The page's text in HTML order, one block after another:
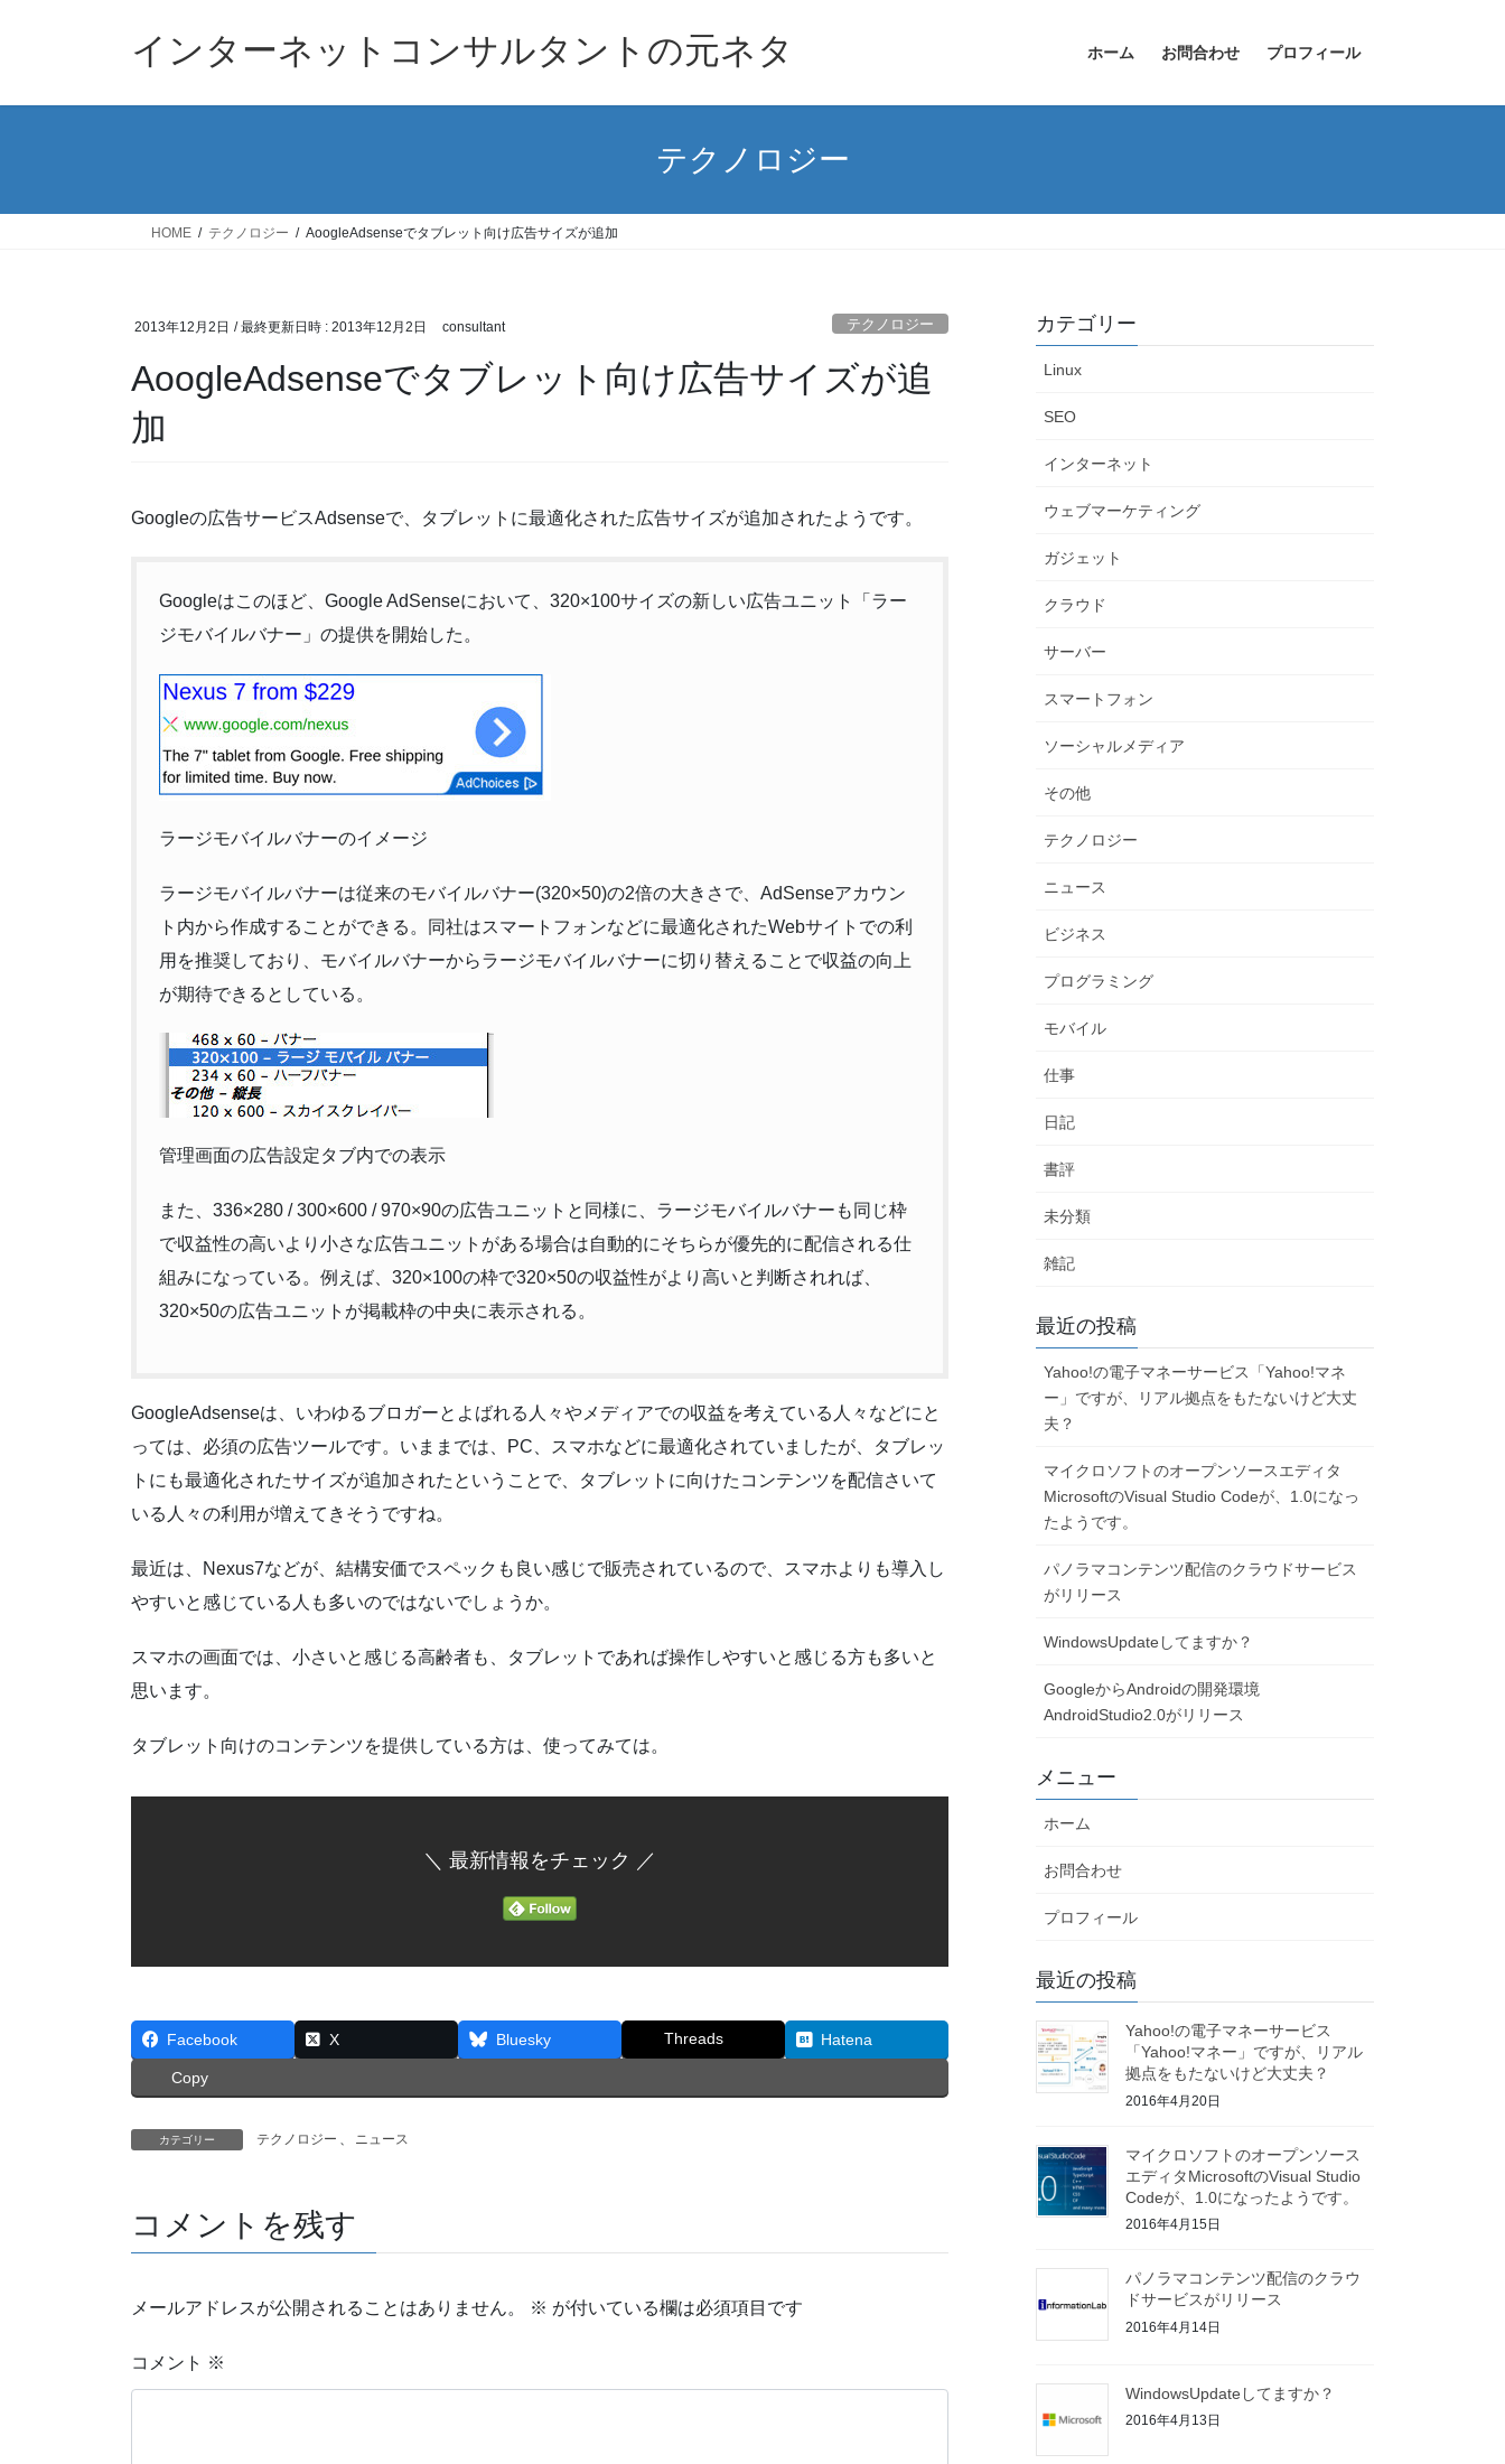
インターネットコンサルタントの元ネタ ホーム お問合わせ プロフィール
テクノロジー
HOME テクノロジー AoogleAdsenseでタブレット向け広告サイズが追加
2013年12月2日 / 最終更新日時 : 2013年12月2日 consultant テクノロジー
AoogleAdsenseでタブレット向け広告サイズが追
加
Googleの広告サービスAdsenseで、タブレットに最適化された広告サイズが追加されたようです。
Googleはこのほど、Google AdSenseにおいて、320×100サイズの新しい広告ユニット「ラー
ジモバイルバナー」の提供を開始した。
ラージモバイルバナーのイメージ
ラージモバイルバナーは従来のモバイルバナー(320×50)の2倍の大きさで、AdSenseアカウン
ト内から作成することができる。同社はスマートフォンなどに最適化されたWebサイトでの利
用を推奨しており、モバイルバナーからラージモバイルバナーに切り替えることで収益の向上
が期待できるとしている。
管理画面の広告設定タブ内での表示
また、336×280 / 300×600 / 970×90の広告ユニットと同様に、ラージモバイルバナーも同じ枠
で収益性の高いより小さな広告ユニットがある場合は自動的にそちらが優先的に配信される仕
組みになっている。例えば、320×100の枠で320×50の収益性がより高いと判断されれば、
320×50の広告ユニットが掲載枠の中央に表示される。
GoogleAdsenseは、いわゆるブロガーとよばれる人々やメディアでの収益を考えている人々などにと
っては、必須の広告ツールです。いままでは、PC、スマホなどに最適化されていましたが、タブレッ
トにも最適化されたサイズが追加されたということで、タブレットに向けたコンテンツを配信さいて
いる人々の利用が増えてきそうですね。
最近は、Nexus7などが、結構安価でスペックも良い感じで販売されているので、スマホよりも導入し
やすいと感じている人も多いのではないでしょうか。
スマホの画面では、小さいと感じる高齢者も、タブレットであれば操作しやすいと感じる方も多いと
思います。
タブレット向けのコンテンツを提供している方は、使ってみては。
＼ 最新情報をチェック ／
Facebook X Bluesky Threads Hatena
Copy
カテゴリー テクノロジー 、 ニュース
コメントを残す
メールアドレスが公開されることはありません。 ※ が付いている欄は必須項目です
コメント ※
カテゴリー
Linux
SEO
インターネット
ウェブマーケティング
ガジェット
クラウド
サーバー
スマートフォン
ソーシャルメディア
その他
テクノロジー
ニュース
ビジネス
プログラミング
モバイル
仕事
日記
書評
未分類
雑記
最近の投稿
Yahoo!の電子マネーサービス「Yahoo!マネ
ー」ですが、リアル拠点をもたないけど大丈
夫？
マイクロソフトのオープンソースエディタ
MicrosoftのVisual Studio Codeが、1.0になっ
たようです。
パノラマコンテンツ配信のクラウドサービス
がリリース
WindowsUpdateしてますか？
GoogleからAndroidの開発環境
AndroidStudio2.0がリリース
メニュー
ホーム
お問合わせ
プロフィール
最近の投稿
Yahoo!の電子マネーサービス
「Yahoo!マネー」ですが、リアル
拠点をもたないけど大丈夫？
2016年4月20日
マイクロソフトのオープンソース
エディタMicrosoftのVisual Studio
Codeが、1.0になったようです。
2016年4月15日
パノラマコンテンツ配信のクラウ
ドサービスがリリース
2016年4月14日
WindowsUpdateしてますか？
2016年4月13日